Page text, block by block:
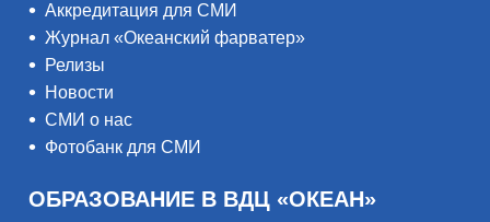
Аккредитация для СМИ
Журнал «Океанский фарватер»
Релизы
Новости
СМИ о нас
Фотобанк для СМИ
ОБРАЗОВАНИЕ В ВДЦ «ОКЕАН»